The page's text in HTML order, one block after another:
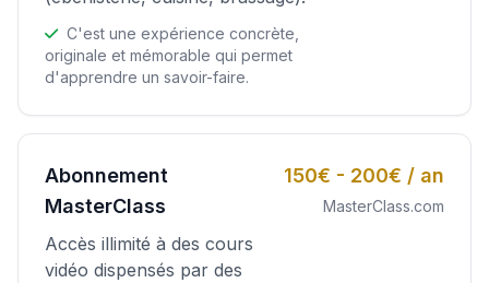
C'est une expérience concrète,
originale et mémorable qui permet
d'apprendre un savoir-faire.
Abonnement
MasterClass
Accès illimité à des cours
vidéo dispensés par des
150€ - 200€ / an
MasterClass.com